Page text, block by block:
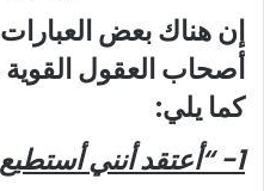
إن هناك بعض
أصحاب العقول
كما يلي:
1- “أعتقد أنني أستطيع.. أعتقد أنني أستطيع”